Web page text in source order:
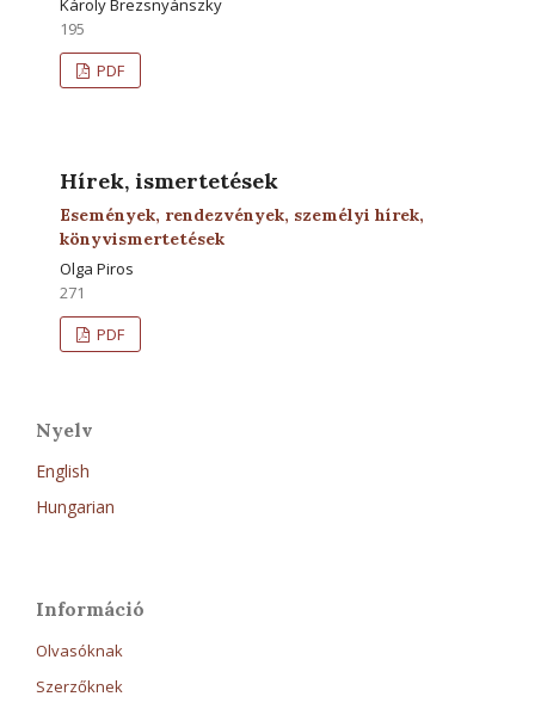
Károly Brezsnyánszky
195
PDF
Hírek, ismertetések
Események, rendezvények, személyi hírek,
könyvismertetések
Olga Piros
271
PDF
Nyelv
English
Hungarian
Információ
Olvasóknak
Szerzőknek